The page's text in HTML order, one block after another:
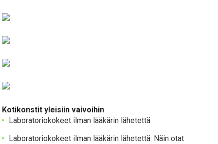
Kotikonstit yleisiin vaivoihin
Laboratoriokokeet ilman lääkärin lähetettä
Laboratoriokokeet ilman lääkärin lähetettä: Näin otat